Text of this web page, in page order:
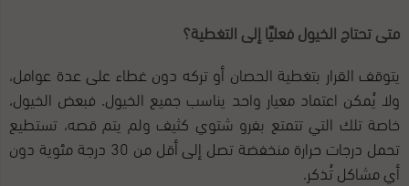
متى تحتاج الخيول فعليًا إلى التغطية؟
يتوقف القرار بتغطية الحصان أو تركه دون غطاء على عدة عوامل،
ولا يُمكن اعتماد معيار واحد يناسب جميع الخيول. فبعض الخيول،
خاصة تلك التي تتمتع بفرو شتوي كثيف ولم يتم قصه، تستطيع
تحمل درجات حرارة منخفضة تصل إلى أقل من 30 درجة مئوية دون
أي مشاكل تُذكر.